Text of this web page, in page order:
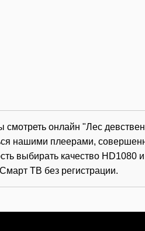
смотреть онлайн "Лес
нашими плеерами,
выбирать качество HD1080
ТВ без регистрации.